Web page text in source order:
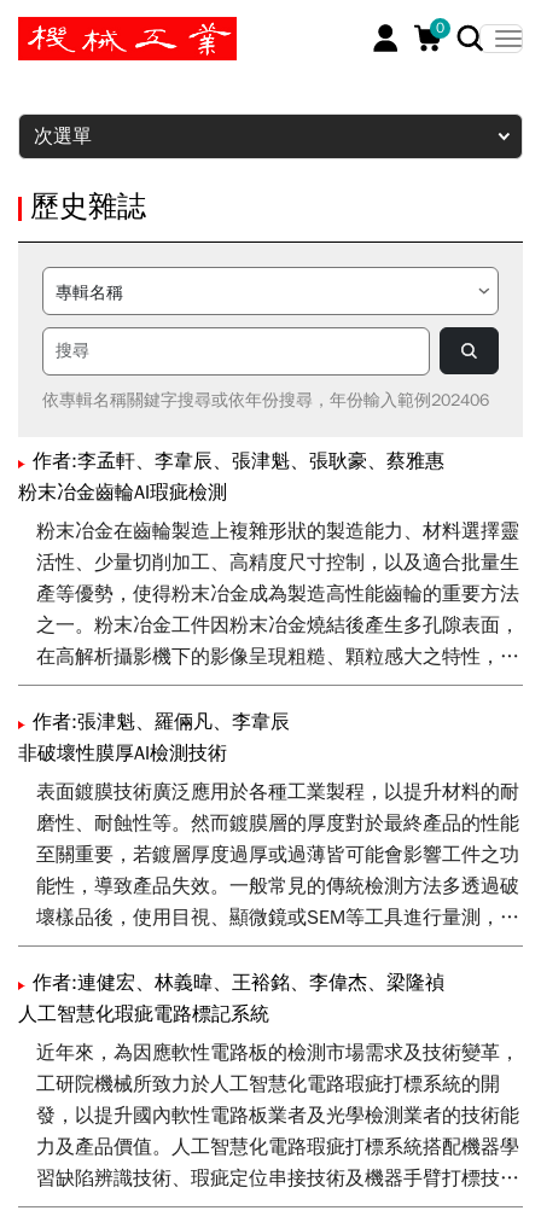
0
暫停
次選單
歷史雜誌
依專輯名稱關鍵字搜尋或依年份搜尋，年份輸入範例202406
作者:李孟軒、李韋辰、張津魁、張耿豪、蔡雅惠
粉末冶金齒輪AI瑕疵檢測
粉末冶金在齒輪製造上複雜形狀的製造能力、材料選擇靈
活性、少量切削加工、高精度尺寸控制，以及適合批量生
產等優勢，使得粉末冶金成為製造高性能齒輪的重要方法
之一。粉末冶金工件因粉末冶金燒結後產生多孔隙表面，
在高解析攝影機下的影像呈現粗糙、顆粒感大之特性，使
用傳統機器視覺檢測方式常發生誤判、漏檢現象，本文藉
由人工智慧瑕疵檢測技術的導入，將可以優於傳統的自動
光學檢測模式監控產品良率。
作者:張津魁、羅倆凡、李韋辰
非破壞性膜厚AI檢測技術
表面鍍膜技術廣泛應用於各種工業製程，以提升材料的耐
磨性、耐蝕性等。然而鍍膜層的厚度對於最終產品的性能
至關重要，若鍍層厚度過厚或過薄皆可能會影響工件之功
能性，導致產品失效。一般常見的傳統檢測方法多透過破
壞樣品後，使用目視、顯微鏡或SEM等工具進行量測，雖
可提供準確的測量結果，但檢測效率低且會造成樣品破壞
問題。本研究透過人工智慧（Artificial intelligence, AI）
技術，結合深度學習與影像處理演算法，針對鍍膜表面的
膜厚進行分析，克服傳統破壞性檢測的侷限性，並可適應
不同材質與鍍層類型，減少雜訊造成的干擾，以確保產品
的品質與一致性。
作者:連健宏、林義暐、王裕銘、李偉杰、梁隆禎
人工智慧化瑕疵電路標記系統
近年來，為因應軟性電路板的檢測市場需求及技術變革，
工研院機械所致力於人工智慧化電路瑕疵打標系統的開
發，以提升國內軟性電路板業者及光學檢測業者的技術能
力及產品價值。人工智慧化電路瑕疵打標系統搭配機器學
習缺陷辨識技術、瑕疵定位串接技術及機器手臂打標技
術，針對細線寬軟性電路板的檢測，可有效降低人力成